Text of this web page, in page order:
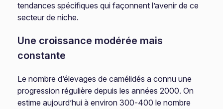
tendances spécifiques qui façonnent l’avenir de ce
secteur de niche.
Une croissance modérée mais
constante
Le nombre d’élevages de camélidés a connu une
progression régulière depuis les années 2000. On
estime aujourd’hui à environ 300-400 le nombre